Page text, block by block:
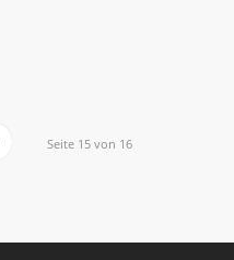
Seite 15 von 16